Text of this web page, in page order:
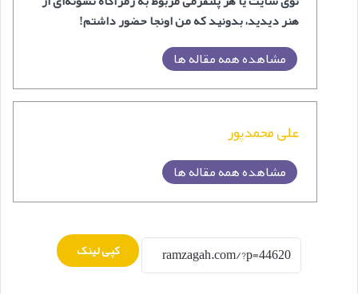
هنر دیدید، بدونید که من اونجا حضور داشتم!
مشاهده همه مقاله ها
علی محمدپور
مشاهده همه مقاله ها
کپی لینک